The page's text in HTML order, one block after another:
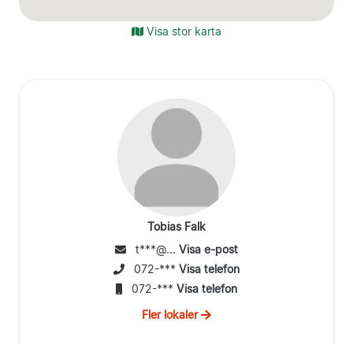
Visa stor karta
Tobias Falk
t***@... Visa e-post
072-*** Visa telefon
072-*** Visa telefon
Fler lokaler